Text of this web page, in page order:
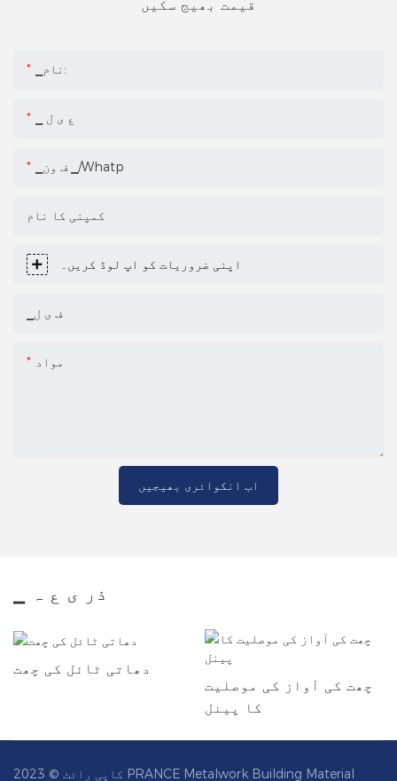
قیمت بھیج سکیں
▁نام:
▁ ع ی ل
▁ف ون ▁/whatp
کمپنی کا نام
اپنی ضروریات کو اپ لوڈ کریں۔
▁ف ی ل
مواد
اب انکوائری بھیجیں
▁ ذر ی ع ہ
دھاتی ٹائل کی چھت
چھت کی آواز کی موصلیت
کا پینل
کاپی رائٹ © 2023 PRANCE Metalwork Building Material